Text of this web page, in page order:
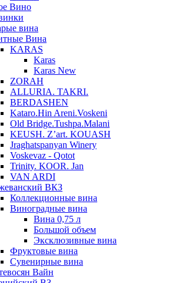
Вино
вина
Вина
KARAS
Karas
Karas New
ZORAH
ALLURIA. TAKRI.
BERDASHEN
Kataro.Hin Areni.Voskeni
Old Bridge.Tushpa.Malani
KEUSH. Z’art. KOUASH
Jraghatspanyan Winery
Voskevaz - Qotot
Trinity. KOOR. Jan
VAN ARDI
ВКЗ
Коллекционные вина
Виноградные вина
Вина 0,75 л
Большой объем
Эксклюзивные вина
Фруктовые вина
Cувенирные вина
Вайн